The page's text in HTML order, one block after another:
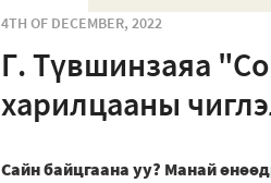
4TH OF DECEMBER, 2022
Г. Түвшинзаяа
харилцааны
Сайн байцгаана уу? Манай